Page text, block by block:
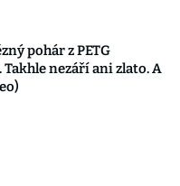
pohár z PETG
nezáří ani zlato. A